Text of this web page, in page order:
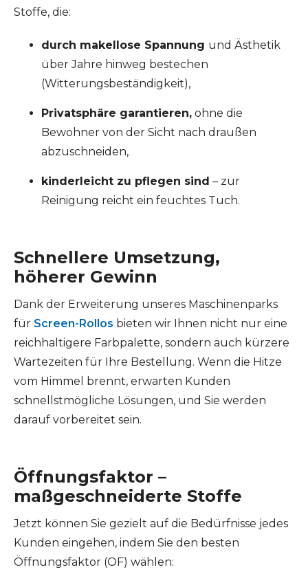
Stoffe, die:
durch makellose Spannung und Ästhetik
über Jahre hinweg bestechen
(Witterungsbeständigkeit),
Privatsphäre garantieren, ohne die
Bewohner von der Sicht nach draußen
abzuschneiden,
kinderleicht zu pflegen sind – zur
Reinigung reicht ein feuchtes Tuch.
Schnellere Umsetzung,
höherer Gewinn
Dank der Erweiterung unseres Maschinenparks
für Screen-Rollos bieten wir Ihnen nicht nur eine
reichhaltigere Farbpalette, sondern auch kürzere
Wartezeiten für Ihre Bestellung. Wenn die Hitze
vom Himmel brennt, erwarten Kunden
schnellstmögliche Lösungen, und Sie werden
darauf vorbereitet sein.
Öffnungsfaktor –
maßgeschneiderte Stoffe
Jetzt können Sie gezielt auf die Bedürfnisse jedes
Kunden eingehen, indem Sie den besten
Öffnungsfaktor (OF) wählen: